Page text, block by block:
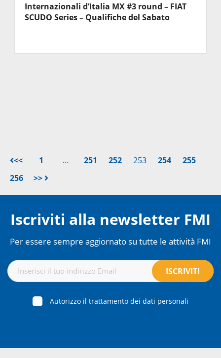
Internazionali d’Italia MX #3 round – FIAT
SCUDO Series – Qualifiche del Sabato
<< 1 … 251 252 253 254
255
256
>>
Iscriviti alla newsletter FMI
Per essere sempre aggiornato su tutte le attività FMI
Autorizzo il trattamento dei dati personali